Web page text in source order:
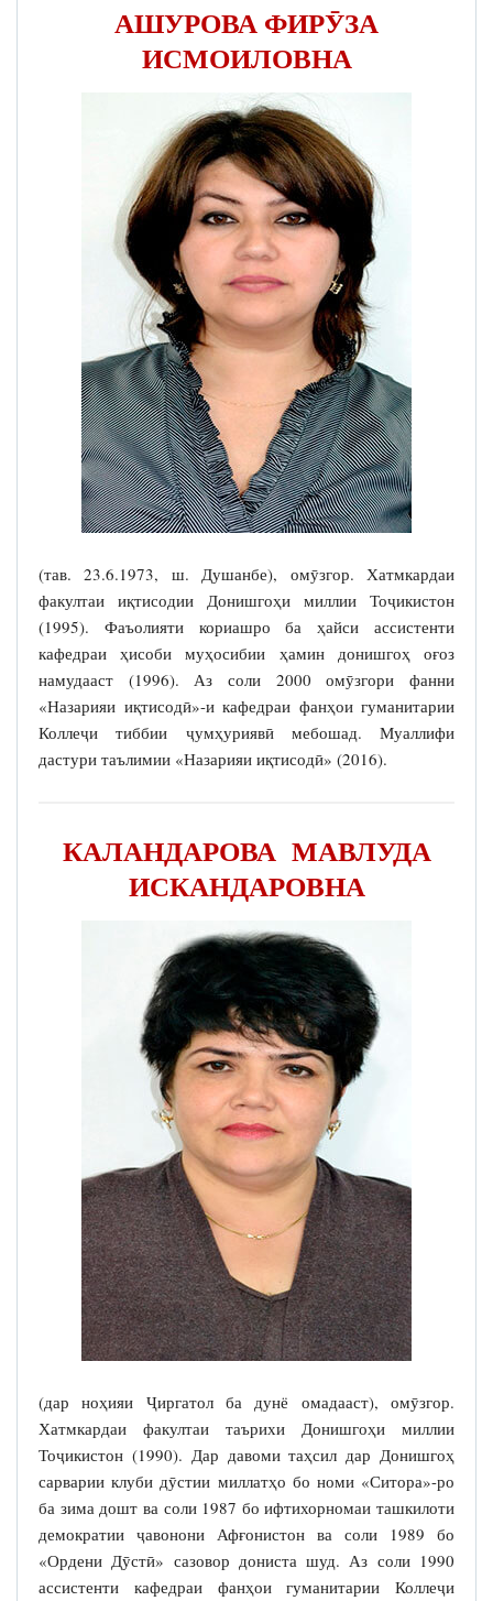
АШУРОВА ФИРӮЗА
ИСМОИЛОВНА
(тав. 23.6.1973, ш. Душанбе), омӯзгор. Хатмкардаи
факултаи иқтисодии Донишгоҳи миллии Тоҷикистон
(1995). Фаъолияти кориашро ба ҳайси ассистенти
кафедраи ҳисоби муҳосибии ҳамин донишгоҳ оғоз
намудааст (1996). Аз соли 2000 омӯзгори фанни
«Назарияи иқтисодӣ»-и кафедраи фанҳои гуманитарии
Коллеҷи тиббии ҷумҳуриявӣ мебошад. Муаллифи
дастури таълимии «Назарияи иқтисодӣ» (2016).
КАЛАНДАРОВА МАВЛУДА
ИСКАНДАРОВНА
(дар ноҳияи Ҷиргатол ба дунё омадааст), омӯзгор.
Хатмкардаи факултаи таърихи Донишгоҳи миллии
Тоҷикистон (1990). Дар давоми таҳсил дар Донишгоҳ
сарварии клуби дӯстии миллатҳо бо номи «Ситора»-ро
ба зима дошт ва соли 1987 бо ифтихорномаи ташкилоти
демократии ҷавонони Афғонистон ва соли 1989 бо
«Ордени Дӯстӣ» сазовор дониста шуд. Аз соли 1990
ассистенти кафедраи фанҳои гуманитарии Коллеҷи